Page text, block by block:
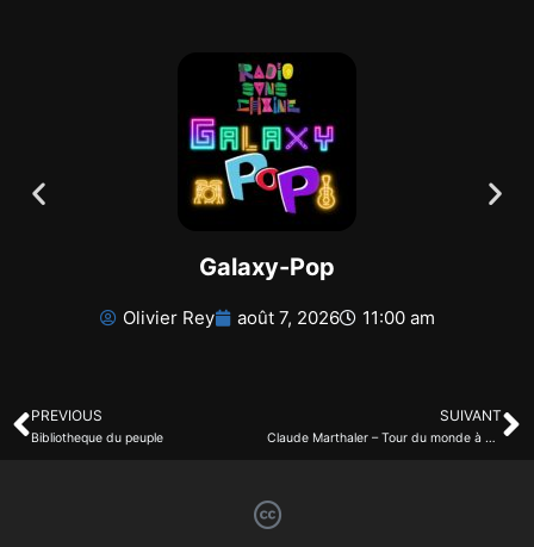
Galaxy-Pop
Olivier Rey août 7, 2026 11:00 am
PREVIOUS
Bibliotheque du peuple
SUIVANT
Claude Marthaler – Tour du monde à vélo